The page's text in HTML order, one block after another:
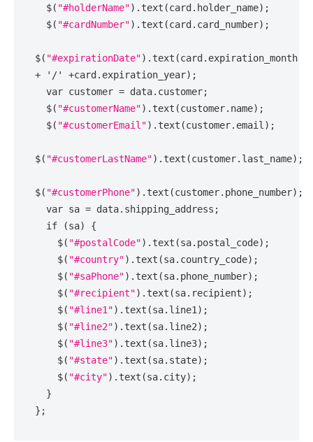
$( "#holderName"). text (card . holder_name);
$( "#cardNumber"). text (card . card_number);
$( "#expirationDate"). text (card . expiration_month
+
'/' +card . expiration_year);
var customer = data. customer;
$( "#customerName"). text (customer. name);
$( "#customerEmail"). text (customer. email );
$( "#customerLastName"). text (customer. last_name);
$( "#customerPhone"). text (customer. phone_number);
var sa = data. shipping_address ;
if
(sa)
{
$( "#postalCode"). text (sa. postal_code);
$( "#country"). text (sa. country_code);
$( "#saPhone"). text (sa. phone_number);
$( "#recipient"). text (sa. recipient);
$( "#line1"). text (sa. line1 );
$( "#line2"). text (sa. line2);
$( "#line3"). text (sa. line3);
$( "#state"). text (sa. state);
$( "#city"). text (sa. city);
}
};